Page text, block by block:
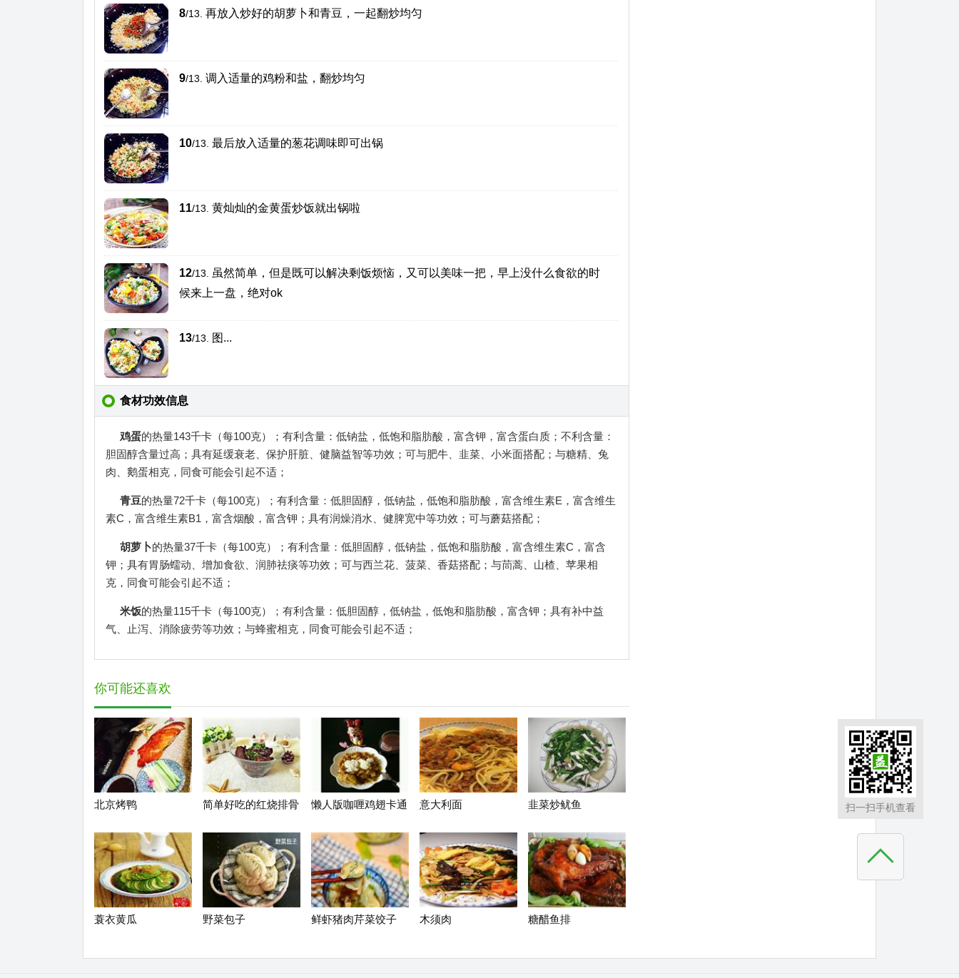
8/13. 再放入炒好的胡萝卜和青豆，一起翻炒均匀
9/13. 调入适量的鸡粉和盐，翻炒均匀
10/13. 最后放入适量的葱花调味即可出锅
11/13. 黄灿灿的金黄蛋炒饭就出锅啦
12/13.
虽然简单，但是既可以解决剩饭烦恼，又可以美味一把，早上没什么食欲的时
候来上一盘，绝对ok
13/13. 图...
食材功效信息
鸡蛋的热量143千卡（每100克）；有利含量：低钠盐，低饱和脂肪酸，富含钾，富含蛋白质；不利含量：
胆固醇含量过高；具有延缓衰老、保护肝脏、健脑益智等功效；可与肥牛、韭菜、小米面搭配；与糖精、兔
肉、鹅蛋相克，同食可能会引起不适；
青豆的热量72千卡（每100克）；有利含量：低胆固醇，低钠盐，低饱和脂肪酸，富含维生素E，富含维生
素C，富含维生素B1，富含烟酸，富含钾；具有润燥消水、健脾宽中等功效；可与蘑菇搭配；
胡萝卜的热量37千卡（每100克）；有利含量：低胆固醇，低钠盐，低饱和脂肪酸，富含维生素C，富含
钾；具有胃肠蠕动、增加食欲、润肺祛痰等功效；可与西兰花、菠菜、香菇搭配；与茼蒿、山楂、苹果相
克，同食可能会引起不适；
米饭的热量115千卡（每100克）；有利含量：低胆固醇，低钠盐，低饱和脂肪酸，富含钾；具有补中益
气、止泻、消除疲劳等功效；与蜂蜜相克，同食可能会引起不适；
你可能还喜欢
北京烤鸭 简单好吃的红烧排骨
懒人版咖喱鸡翅卡通
意大利面 韭菜炒鱿鱼
蓑衣黄瓜 野菜包子 鲜虾猪肉芹菜饺子 木须肉 糖醋鱼排
扫一扫手机查看